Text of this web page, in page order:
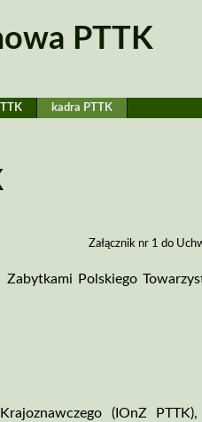
PTTK
kadra PTTK
Załącznik nr 1 do
Polskiego
(IOnZ